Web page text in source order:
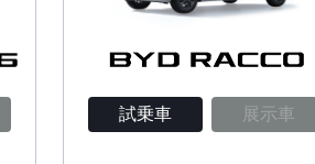
試乗車 展示車